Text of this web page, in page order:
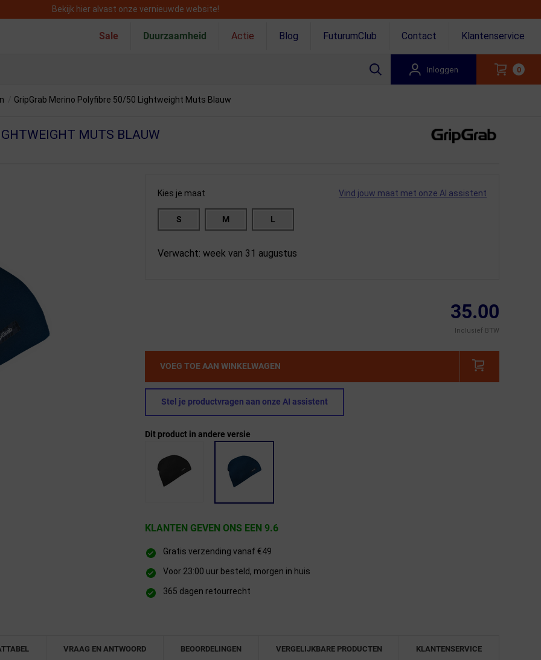
Bekijk hier alvast onze vernieuwde website!
Sale Duurzaamheid Actie Blog FuturumClub Contact Klantenservice
Inloggen 0
GripGrab Merino Polyfibre 50/50 Lightweight Muts Blauw
MUTS BLAUW
Kies je maat
Vind jouw maat met onze AI assistent
S M L
Verwacht: week van 31 augustus
35.00
Inclusief BTW
VOEG TOE AAN WINKELWAGEN
Stel je productvragen aan onze AI assistent
Dit product in andere versie
KLANTEN GEVEN ONS EEN 9.6
Gratis verzending vanaf €49
Voor 23:00 uur besteld, morgen in huis
365 dagen retourrecht
VRAAG EN ANTWOORD BEOORDELINGEN VERGELIJKBARE PRODUCTEN KLANTENSERVICE